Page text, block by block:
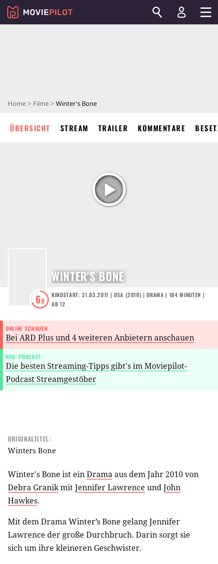
Home Filme Winter's Bone
ÜBERSICHT STREAM TRAILER KOMMENTARE
6.9
WINTER'S BONE
KINOSTART: 31.03.2011 | USA (2010) |DRAMA | 104 MINUTEN |
AB 12
ONLINE SCHAUEN:
Bei ARD Plus und 4 weiteren Anbietern anschauen
NEU: PODCAST:
Die besten Streaming-Tipps gibt's im Moviepilot-
Podcast Streamgestöber
ORIGINALTITEL:
Winters Bone
Winter's Bone ist einDramaaus dem Jahr 2010 von
Debra GranikmitJennifer Lawrence undJohn
Hawkes.
Mit dem Drama Winter’s Bone gelang Jennifer
Lawrence der große Durchbruch. Darin sorgt sie
sich um ihre kleineren Geschwister.